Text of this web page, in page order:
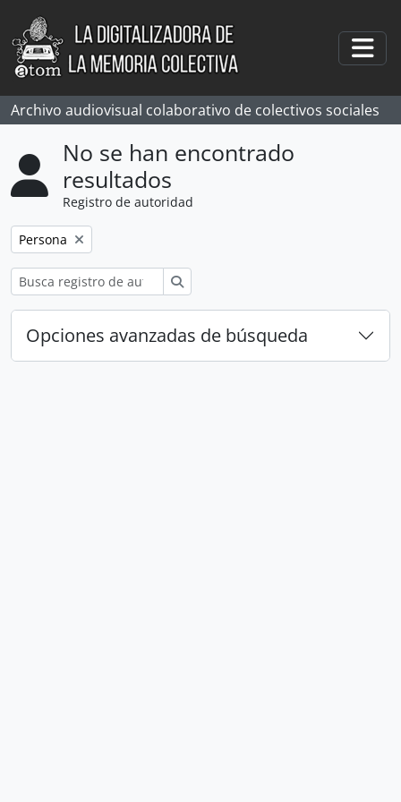
Skip to main content
Archivo audiovisual colaborativo de colectivos sociales
No se han encontrado
resultados
Registro de autoridad
Remove filter:
Persona
Opciones avanzadas de búsqueda